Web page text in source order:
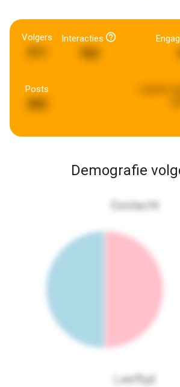
Volgers Interacties
Posts
582
Demografie
Geslacht
Leeftijd